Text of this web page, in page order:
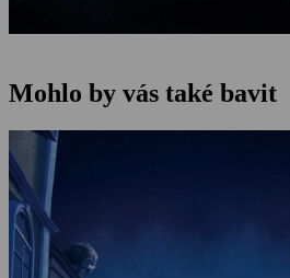
Mohlo by vás také bavit